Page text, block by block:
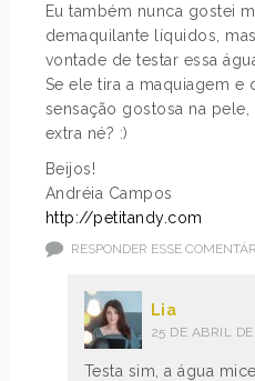
Eu também nunca gostei
demaquilante líquidos,
vontade de testar essa
Se ele tira a maquiagem e
sensação gostosa na pele,
extra né? :)
Beijos!
Andréia Campos
http://petitandy.com
RESPONDER ESSE
Lia
25 DE ABRIL
Testa sim, a água